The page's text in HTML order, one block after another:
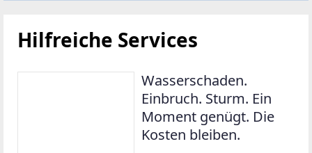
Hilfreiche Services
Wasserschaden.
Einbruch. Sturm. Ein
Moment genügt. Die
Kosten bleiben.